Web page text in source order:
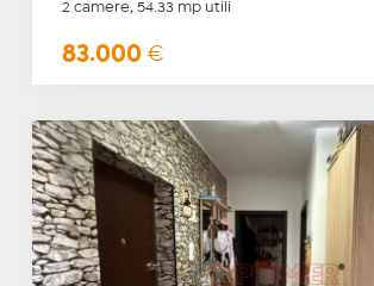
2 camere, 54.33 mp utili
83.000 €